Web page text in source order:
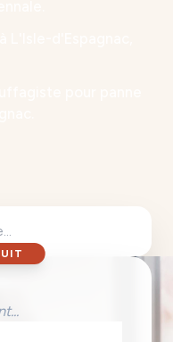
pour panne